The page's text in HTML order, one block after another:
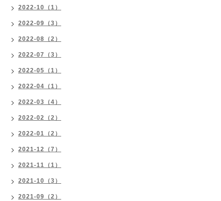
2022-10（1）
2022-09（3）
2022-08（2）
2022-07（3）
2022-05（1）
2022-04（1）
2022-03（4）
2022-02（2）
2022-01（2）
2021-12（7）
2021-11（1）
2021-10（3）
2021-09（2）